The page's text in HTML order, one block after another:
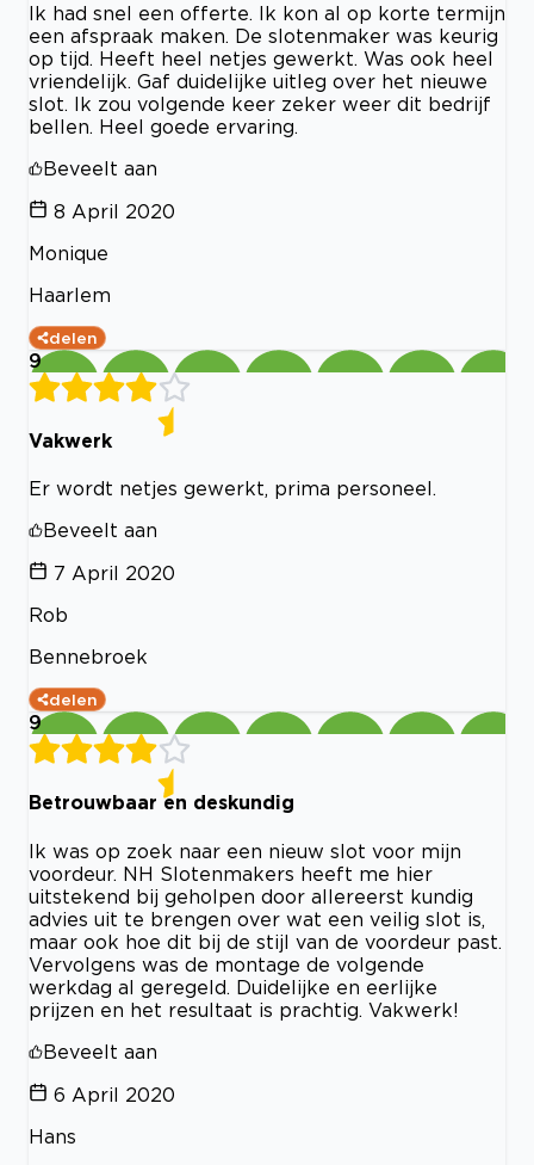
Ik had snel een offerte. Ik kon al op korte termijn
een afspraak maken. De slotenmaker was keurig
op tijd. Heeft heel netjes gewerkt. Was ook heel
vriendelijk. Gaf duidelijke uitleg over het nieuwe
slot. Ik zou volgende keer zeker weer dit bedrijf
bellen. Heel goede ervaring.
Beveelt aan
8 April 2020
Monique
Haarlem
delen
9
Vakwerk
Er wordt netjes gewerkt, prima personeel.
Beveelt aan
7 April 2020
Rob
Bennebroek
delen
9
Betrouwbaar en deskundig
Ik was op zoek naar een nieuw slot voor mijn
voordeur. NH Slotenmakers heeft me hier
uitstekend bij geholpen door allereerst kundig
advies uit te brengen over wat een veilig slot is,
maar ook hoe dit bij de stijl van de voordeur past.
Vervolgens was de montage de volgende
werkdag al geregeld. Duidelijke en eerlijke
prijzen en het resultaat is prachtig. Vakwerk!
Beveelt aan
6 April 2020
Hans